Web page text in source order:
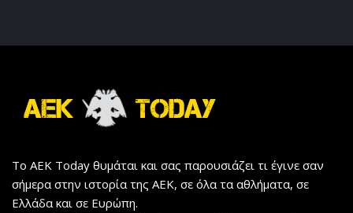
Το AEK Today θυμάται και σας παρουσιάζει τι έγινε σαν
σήμερα στην ιστορία της ΑΕΚ, σε όλα τα αθλήματα, σε
Ελλάδα και σε Ευρώπη.